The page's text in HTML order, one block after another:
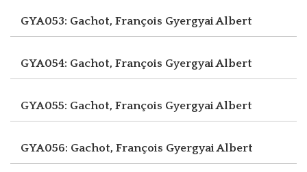
GYA053: Gachot, François Gyergyai Albert
GYA054: Gachot, François Gyergyai Albert
GYA055: Gachot, François Gyergyai Albert
GYA056: Gachot, François Gyergyai Albert